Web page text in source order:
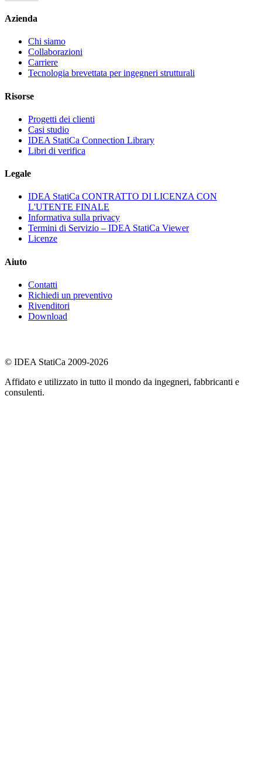
Azienda
Chi siamo
Collaborazioni
Carriere
Tecnologia brevettata per ingegneri strutturali
Risorse
Progetti dei clienti
Casi studio
IDEA StatiCa Connection Library
Libri di verifica
Legale
IDEA StatiCa CONTRATTO DI LICENZA CON
L'UTENTE FINALE
Informativa sulla privacy
Termini di Servizio – IDEA StatiCa Viewer
Licenze
Aiuto
Contatti
Richiedi un preventivo
Rivenditori
Download
© IDEA StatiCa 2009-2026
Affidato e utilizzato in tutto il mondo da ingegneri, fabbricanti e
consulenti.